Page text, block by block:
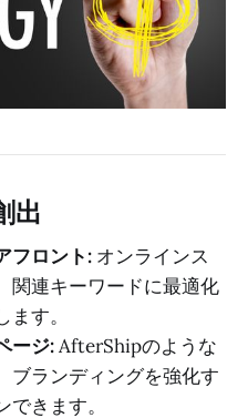
出
フロント: オンラインス
関連キーワードに最適化
す。
ージ:AfterShipのような
ブランディングを強化す
きます。